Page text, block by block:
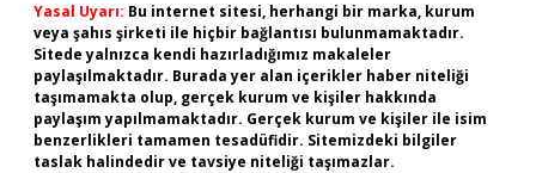
Yasal Uyarı: Bu internet sitesi, herhangi bir marka, kurum
veya şahıs şirketi ile hiçbir bağlantısı bulunmamaktadır.
Sitede yalnızca kendi hazırladığımız makaleler
paylaşılmaktadır. Burada yer alan içerikler haber niteliği
taşımamakta olup, gerçek kurum ve kişiler hakkında
paylaşım yapılmamaktadır. Gerçek kurum ve kişiler ile isim
benzerlikleri tamamen tesadüfidir. Sitemizdeki bilgiler
taslak halindedir ve tavsiye niteliği taşımazlar.